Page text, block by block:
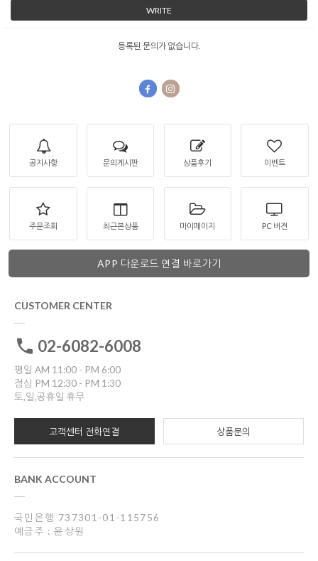
WRITE
등록된 문의가 없습니다.
공지사항 문의게시판 상품후기 이벤트
주문조회 최근본상품 마이페이지 PC 버젼
APP 다운로드 연결 바로가기
CUSTOMER CENTER
02-6082-6008
평일 AM 11:00 - PM 6:00
점심 PM 12:30 - PM 1:30
토,일,공휴일 휴무
고객센터 전화연결 상품문의
BANK ACCOUNT
국민은행 737301-01-115756
예금주 : 윤상원